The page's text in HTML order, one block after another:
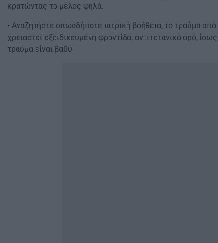
κρατώντας το μέλος ψηλά.
• Αναζητήστε οπωσδήποτε ιατρική βοήθεια, το τραύμα
χρειαστεί εξειδικευμένη φροντίδα, αντιτετανικό ορό,
τραύμα είναι βαθύ.